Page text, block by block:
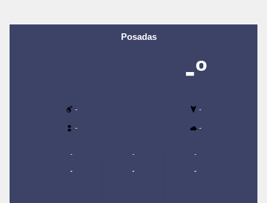
Posadas
-º
- -
- -
-
-
-
-
-
-